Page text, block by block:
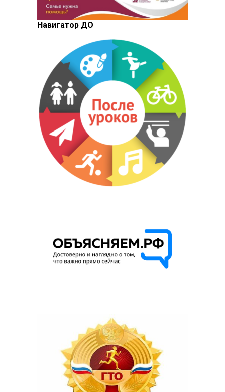
Навигатор ДО